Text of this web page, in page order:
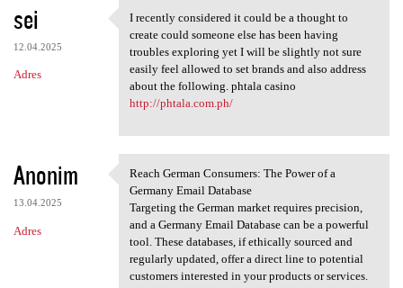
sei
12.04.2025
Adres
I recently considered it
I recently considered it could be a thought to
create could someone else has been having
troubles exploring yet I will be slightly not sure
easily feel allowed to set brands and also address
about the following. phtala casino
http://phtala.com.ph/
Anonim
13.04.2025
Adres
Reach German Consumers: The
Reach German Consumers: The Power of a
Germany Email Database
Targeting the German market requires precision,
and a Germany Email Database can be a powerful
tool. These databases, if ethically sourced and
regularly updated, offer a direct line to potential
customers interested in your products or services.